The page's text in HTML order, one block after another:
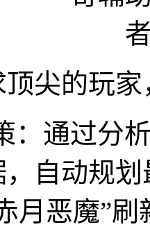
尖的玩
：通过分
自动规
月恶魔”刷